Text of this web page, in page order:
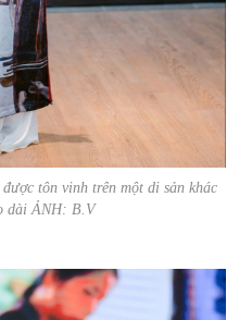
tôn vinh trên một di sản khác
dài ẢNH: B.V